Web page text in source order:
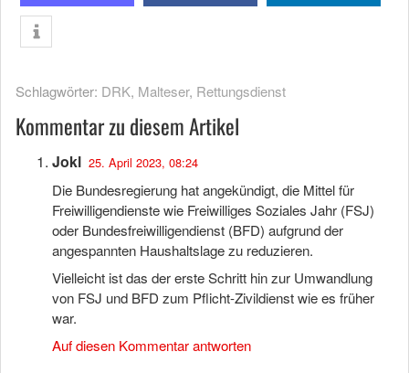
Schlagwörter: DRK, Malteser, Rettungsdienst
Kommentar zu diesem Artikel
Jokl 25. April 2023, 08:24
Die Bundesregierung hat angekündigt, die Mittel für
Freiwilligendienste wie Freiwilliges Soziales Jahr (FSJ)
oder Bundesfreiwilligendienst (BFD) aufgrund der
angespannten Haushaltslage zu reduzieren.
Vielleicht ist das der erste Schritt hin zur Umwandlung
von FSJ und BFD zum Pflicht-Zivildienst wie es früher
war.
Auf diesen Kommentar antworten